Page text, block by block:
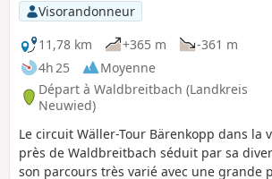
Visorandonneur
11,78 km
+365 m
-361 m
4h 25
Moyenne
Départ à Waldbreitbach (Landkreis
Neuwied)
Le circuit Wäller-Tour Bärenkopp dans la
près de Waldbreitbach séduit par sa
son parcours très varié avec une grande